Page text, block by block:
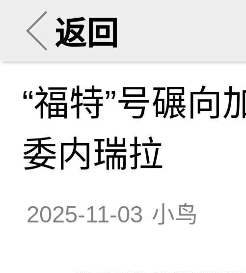
返回
“福特”号碾向
委内瑞拉
2025-11-03 小鸟